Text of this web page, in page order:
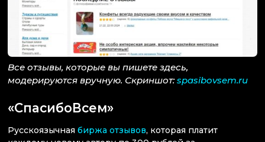
Все отзывы, которые вы пишете здесь,
модерируются вручную. Скриншот:spasibovsem.ru
«СпасибоВсем»
Русскоязычная биржа отзывов, которая платит